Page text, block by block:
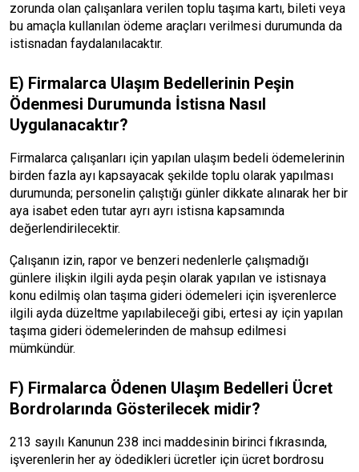
zorunda olan çalışanlara verilen toplu taşıma kartı, bileti veya
bu amaçla kullanılan ödeme araçları verilmesi durumunda da
istisnadan faydalanılacaktır.
E) Firmalarca Ulaşım Bedellerinin Peşin
Ödenmesi Durumunda İstisna Nasıl
Uygulanacaktır?
Firmalarca çalışanları için yapılan ulaşım bedeli ödemelerinin
birden fazla ayı kapsayacak şekilde toplu olarak yapılması
durumunda; personelin çalıştığı günler dikkate alınarak her bir
aya isabet eden tutar ayrı ayrı istisna kapsamında
değerlendirilecektir.
Çalışanın izin, rapor ve benzeri nedenlerle çalışmadığı
günlere ilişkin ilgili ayda peşin olarak yapılan ve istisnaya
konu edilmiş olan taşıma gideri ödemeleri için işverenlerce
ilgili ayda düzeltme yapılabileceği gibi, ertesi ay için yapılan
taşıma gideri ödemelerinden de mahsup edilmesi
mümkündür.
F) Firmalarca Ödenen Ulaşım Bedelleri Ücret
Bordrolarında Gösterilecek midir?
213 sayılı Kanunun 238 inci maddesinin birinci fıkrasında,
işverenlerin her ay ödedikleri ücretler için ücret bordrosu